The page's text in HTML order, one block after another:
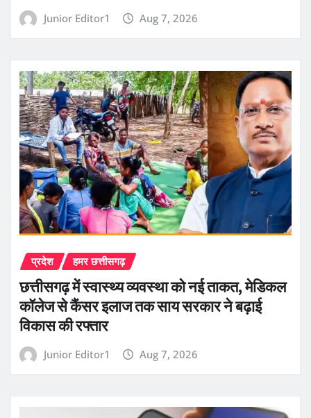
Junior Editor1 Aug 7, 2026
प्रदेश हमर छत्तीसगढ़
छत्तीसगढ़ में स्वास्थ्य व्यवस्था को नई ताकत, मेडिकल
कॉलेज से कैंसर इलाज तक साय सरकार ने बढ़ाई
विकास की रफ्तार
Junior Editor1 Aug 7, 2026